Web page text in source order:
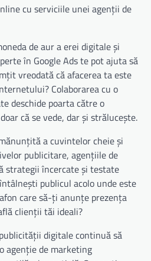
cu serviciile unei agenții de
de aur a erei digitale și
în Google Ads te pot ajuta să
vreodată că afacerea ta este
Colaborarea cu o
deschide poarta către o
că se vede, dar și strălucește.
a cuvintelor cheie și
publicitare, agențiile de
strategii încercate și testate
publicul acolo unde este
care să-ți anunțe prezența
clienții tăi ideali?
digitale continuă să
agenție de marketing